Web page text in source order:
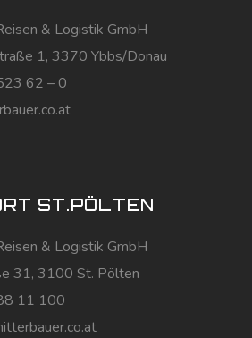
& Logistik GmbH
1, 3370 Ybbs/Donau
62 – 0
ST.PÖLTEN
& Logistik GmbH
31, 3100 St. Pölten
11 100